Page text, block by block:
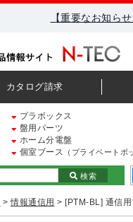
【重要なお知ら
カタログ請求
プラボックス
盤用パーツ
ホーム分電盤
個室ブース （プライベートボ
検索
>情報通信用 > [PTM-BL] 通信